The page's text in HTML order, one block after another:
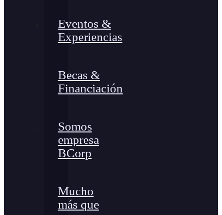
Eventos &
Experiencias
Becas &
Financiación
Somos
empresa
BCorp
Mucho
más que